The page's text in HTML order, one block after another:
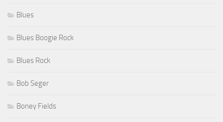
Blues
Blues Boogie Rock
Blues Rock
Bob Seger
Boney Fields